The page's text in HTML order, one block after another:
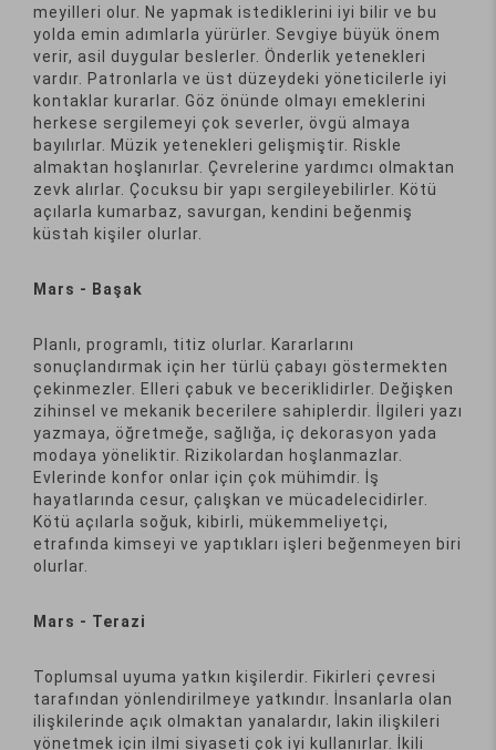
meyilleri olur. Ne yapmak istediklerini iyi bilir ve bu
yolda emin adımlarla yürürler. Sevgiye büyük önem
verir, asil duygular beslerler. Önderlik yetenekleri
vardır. Patronlarla ve üst düzeydeki yöneticilerle iyi
kontaklar kurarlar. Göz önünde olmayı emeklerini
herkese sergilemeyi çok severler, övgü almaya
bayılırlar. Müzik yetenekleri gelişmiştir. Riskle
almaktan hoşlanırlar. Çevrelerine yardımcı olmaktan
zevk alırlar. Çocuksu bir yapı sergileyebilirler. Kötü
açılarla kumarbaz, savurgan, kendini beğenmiş
küstah kişiler olurlar.
Mars - Başak
Planlı, programlı, titiz olurlar. Kararlarını
sonuçlandırmak için her türlü çabayı göstermekten
çekinmezler. Elleri çabuk ve beceriklidirler. Değişken
zihinsel ve mekanik becerilere sahiplerdir. İlgileri yazı
yazmaya, öğretmeğe, sağlığa, iç dekorasyon yada
modaya yöneliktir. Rizikolardan hoşlanmazlar.
Evlerinde konfor onlar için çok mühimdir. İş
hayatlarında cesur, çalışkan ve mücadelecidirler.
Kötü açılarla soğuk, kibirli, mükemmeliyetçi,
etrafında kimseyi ve yaptıkları işleri beğenmeyen biri
olurlar.
Mars - Terazi
Toplumsal uyuma yatkın kişilerdir. Fikirleri çevresi
tarafından yönlendirilmeye yatkındır. İnsanlarla olan
ilişkilerinde açık olmaktan yanalardır, lakin ilişkileri
yönetmek için ilmi siyaseti çok iyi kullanırlar. İkili